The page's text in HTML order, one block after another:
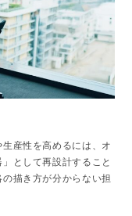
産性を高めるには、オ
として再設計すること
描き方が分からない担